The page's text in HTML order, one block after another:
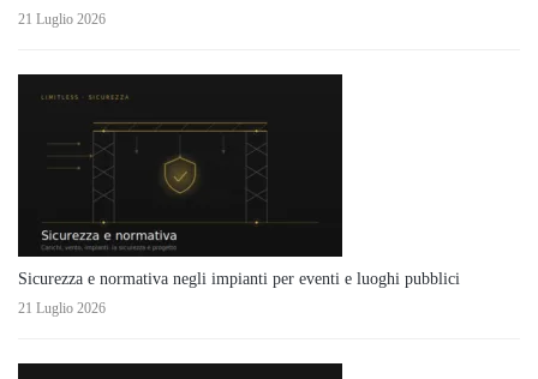
21 Luglio 2026
Sicurezza e normativa negli impianti per eventi e luoghi pubblici
21 Luglio 2026